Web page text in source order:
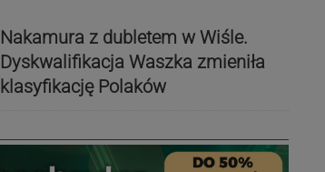
Nakamura z dubletem w Wiśle.
Dyskwalifikacja Waszka zmieniła
klasyfikację Polaków